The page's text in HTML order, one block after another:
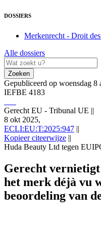
DOSSIERS
Merkenrecht - Droit
Alle dossiers
Zoeken
Gepubliceerd op woensdag 8
IEFBE 4183
Gerecht EU - Tribunal UE ||
8 okt 2025,
ECLI:EU:T:2025:947 ||
Kopieer citeerwijze ||
Huda Beauty Ltd tegen
ECLI:EU:T:2025:947 (Huda
Schulz), https://redactie-
euipo-beslissing-over-het-
beoordeling-van-de-
Gerecht
het merk déjà vu
beoordeling van